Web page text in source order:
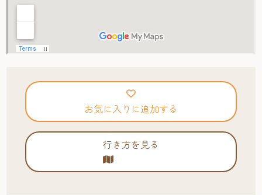
お気に入りに追加する
行き方を見る